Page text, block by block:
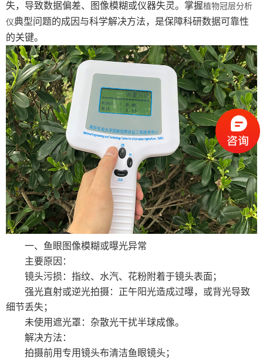
种子检验仪器
测产考种仪器
粮油作物检测仪器
植保仪器
智慧农业物联网
失，导致数据偏差、图像模糊或仪器失灵。掌握植物冠层分析
仪典型问题的成因与科学解决方法，是保障科研数据可靠性
的关键。
一、鱼眼图像模糊或曝光异常
主要原因：
镜头污损：指纹、水汽、花粉附着于镜头表面；
强光直射或逆光拍摄：正午阳光造成过曝，或背光导致
细节丢失；
未使用遮光罩：杂散光干扰半球成像。
解决方法：
拍摄前用专用镜头布清洁鱼眼镜头；